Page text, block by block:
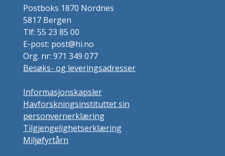
Postboks 1870 Nordnes
5817 Bergen
Tlf: 55 23 85 00
E-post: post@hi.no
Org. nr: 971 349 077
Besøks- og leveringsadresser
Informasjonskapsler
Havforskningsinstituttet sin
personvernerklæring
Tilgjengelighetserklæring
Miljøfyrtårn